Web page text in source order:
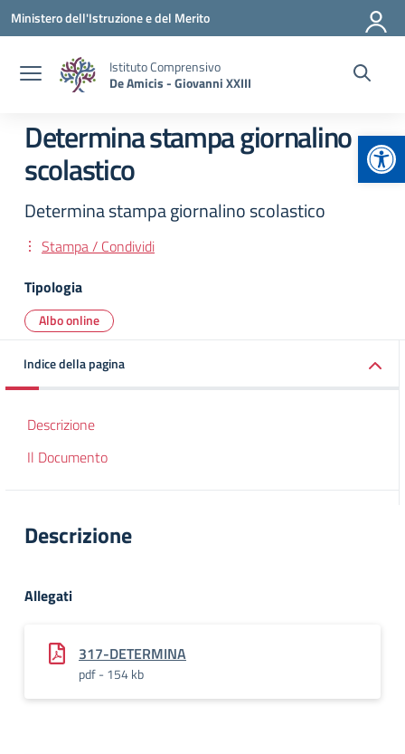
Vai ai contenuti
Vai al menu di navigazione
Vai al footer
Ministero dell'Istruzione e del Merito
Istituto Comprensivo
De Amicis - Giovanni XXIII
Determina stampa giornalino
scolastico
Determina stampa giornalino scolastico
Stampa / Condividi
Tipologia
Albo online
Indice della pagina
Descrizione
Il Documento
Descrizione
Allegati
317-DETERMINA
pdf - 154 kb